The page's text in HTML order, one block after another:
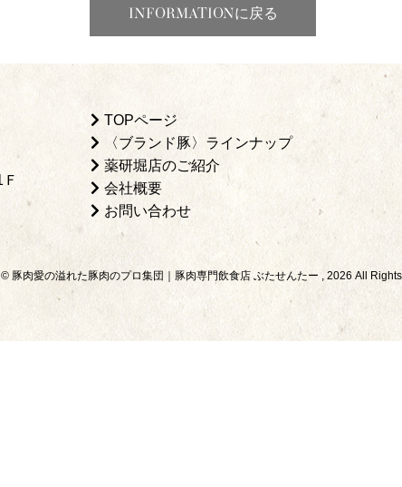
INFORMATIONに戻る
TOPページ
〈ブランド豚〉ラインナップ
薬研堀店のご紹介
会社概要
お問い合わせ
豚肉愛の溢れた豚肉のプロ集団｜ 豚肉専門飲食店 ぶたせんたー , 2026 All